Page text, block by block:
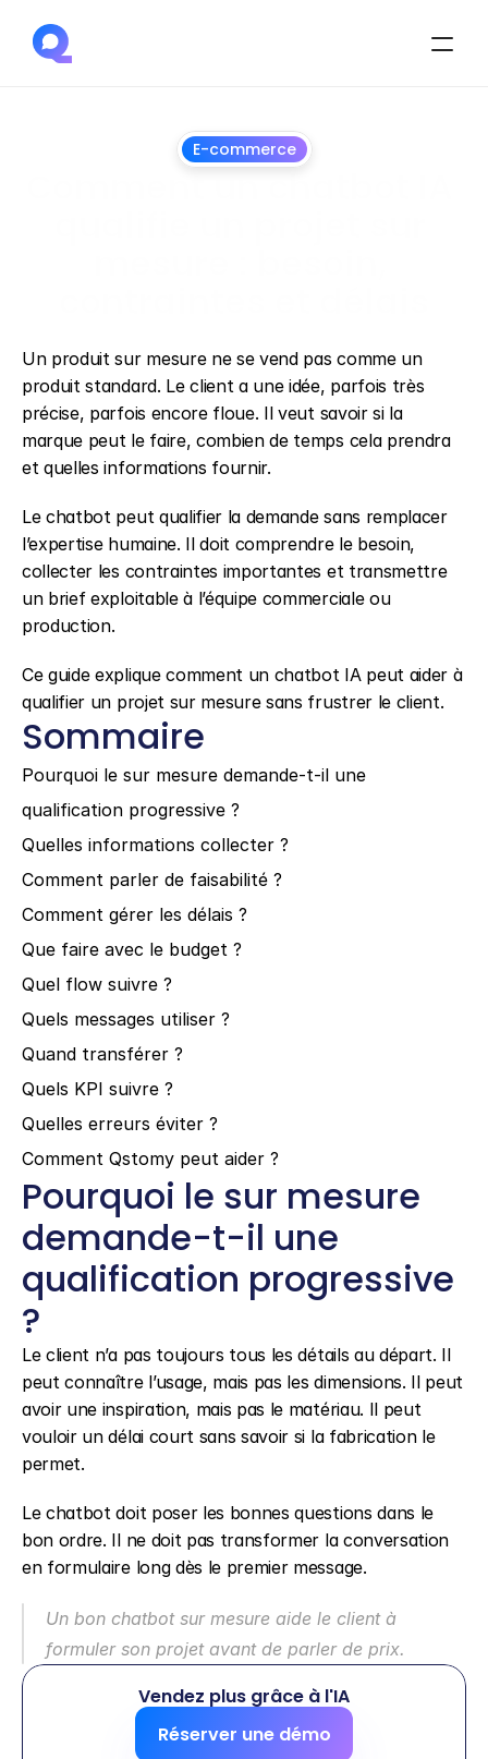
E-commerce
Un produit sur mesure ne se vend pas comme un
produit standard. Le client a une idée, parfois très
précise, parfois encore floue. Il veut savoir si la
marque peut le faire, combien de temps cela prendra
et quelles informations fournir.
Le chatbot peut qualifier la demande sans remplacer
l’expertise humaine. Il doit comprendre le besoin,
collecter les contraintes importantes et transmettre
un brief exploitable à l’équipe commerciale ou
production.
Ce guide explique comment un chatbot IA peut aider à
qualifier un projet sur mesure sans frustrer le client.
Sommaire
Pourquoi le sur mesure demande-t-il une
qualification progressive ?
Quelles informations collecter ?
Comment parler de faisabilité ?
Comment gérer les délais ?
Que faire avec le budget ?
Quel flow suivre ?
Quels messages utiliser ?
Quand transférer ?
Quels KPI suivre ?
Quelles erreurs éviter ?
Comment Qstomy peut aider ?
Pourquoi le sur mesure
demande-t-il une
qualification progressive
?
Le client n’a pas toujours tous les détails au départ. Il
peut connaître l’usage, mais pas les dimensions. Il peut
avoir une inspiration, mais pas le matériau. Il peut
vouloir un délai court sans savoir si la fabrication le
permet.
Le chatbot doit poser les bonnes questions dans le
bon ordre. Il ne doit pas transformer la conversation
en formulaire long dès le premier message.
Un bon chatbot sur mesure aide le client à
formuler son projet avant de parler de prix.
Vendez plus grâce à l'IA
Réserver une démo